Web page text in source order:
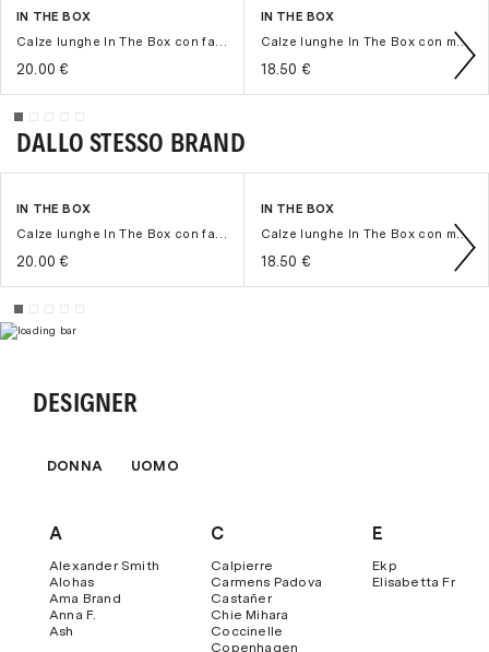
Paypal .
Scalapay
(pagamento in 3 o 4 rate a interesi zero).
Klarna(pagamento in 3 rate a interessi zero)
Contrassegno
Per maggiori dettagli ti invitiamo a visitare la sezione
customercare@themooder.com
IN THE BOX
Calze lunghe In The Box con fantasia Zig Zag
20.00 €
IN THE BOX
Calze lunghe In The Box con motivo Stripe Multicolor
18.50 €
DALLO STESSO BRAND
IN THE BOX
Calze lunghe In The Box con fantasia Zig Zag
20.00 €
IN THE BOX
Calze lunghe In The Box con motivo Stripe Multicolor
18.50 €
DESIGNER
DONNA UOMO
A
Alexander Smith
Alohas
Ama Brand
Anna F.
Ash
C
Calpierre
Carmens Padova
Castañer
Chie Mihara
Coccinelle
Copenhagen
E
Ekp
Elisabetta Franchi